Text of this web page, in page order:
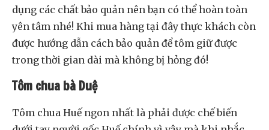
dụng các chất bảo quản nên bạn có thể hoàn toàn
yên tâm nhé! Khi mua hàng tại đây thực khách còn
được hướng dẫn cách bảo quản để tôm giữ được
trong thời gian dài mà không bị hỏng đó!
Tôm chua bà Duệ
Tôm chua Huế ngon nhất là phải được chế biến